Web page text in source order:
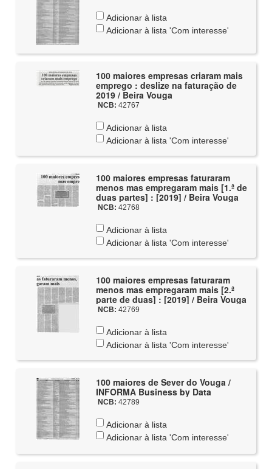
Adicionar à lista
Adicionar à lista 'Com interesse'
100 maiores empresas criaram mais
emprego : deslize na faturação de
2019 / Beira Vouga
NCB: 42767
Adicionar à lista
Adicionar à lista 'Com interesse'
100 maiores empresas faturaram
menos mas empregaram mais [1.ª de
duas partes] : [2019] / Beira Vouga
NCB: 42768
Adicionar à lista
Adicionar à lista 'Com interesse'
100 maiores empresas faturaram
menos mas empregaram mais [2.ª
parte de duas] : [2019] / Beira Vouga
NCB: 42769
Adicionar à lista
Adicionar à lista 'Com interesse'
100 maiores de Sever do Vouga /
INFORMA Business by Data
NCB: 42789
Adicionar à lista
Adicionar à lista 'Com interesse'